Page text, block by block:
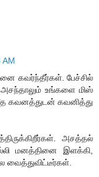
கவர்ந்தீர்கள். பேச்சில்
அசந்தாலும் உங்களை மிஸ்
கவனத்துடன் கவனித்து
அசத்தல்
மனத்தினை இளக்கி,